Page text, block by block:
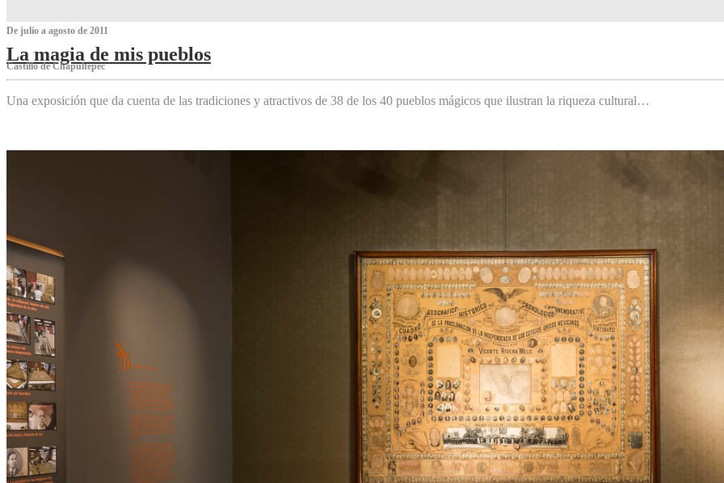
De julio a agosto de 2011
La magia de mis pueblos
Castillo de Chapultepec
Una exposición que da cuenta de las tradiciones y atractivos de 38 de los 40 pueblos mágicos que ilustran la riqueza cultural…